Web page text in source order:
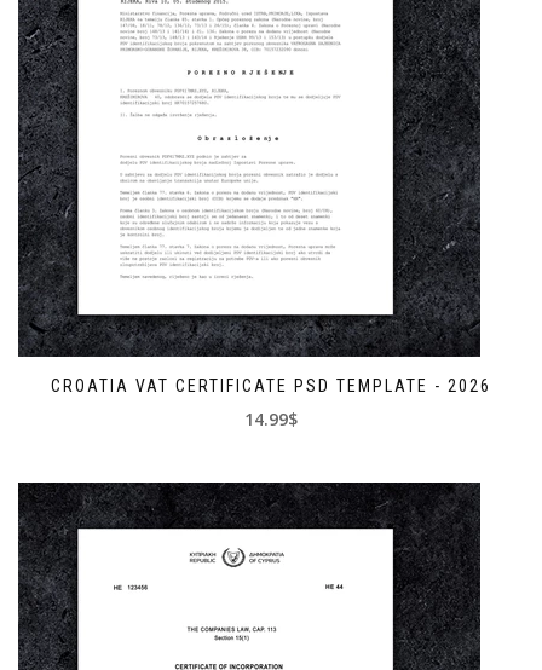
CROATIA VAT CERTIFICATE PSD TEMPLATE - 2026
14.99$